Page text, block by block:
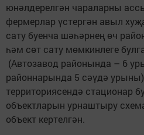
юнәлдерелгән чараларны
фермерлар үстергән авыл
сату буенча шәһәрнең өч
һәм сөт сату мөмкинлеге
(Автозавод районында – 6
районнарында 5 сәүдә
территориясендә стационар
объектларын урнаштыру
объект кертелгән.